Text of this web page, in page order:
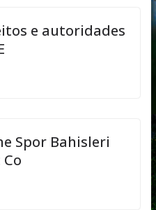
e autoridades
Spor Bahisleri